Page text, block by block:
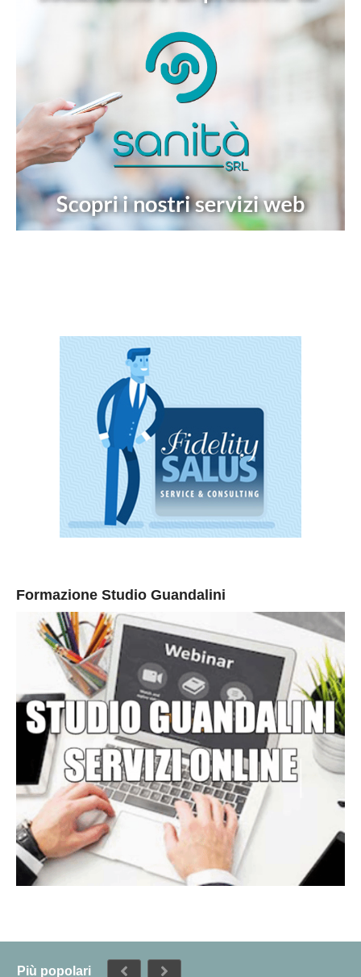
Formazione Studio Guandalini
Più popolari